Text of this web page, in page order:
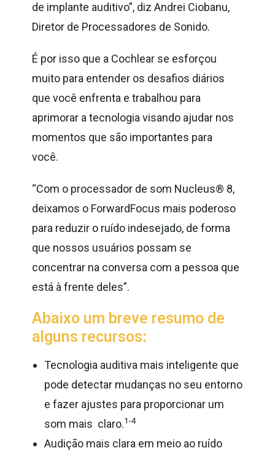
de implante auditivo”, diz Andrei Ciobanu,
Diretor de Processadores de Sonido.
É por isso que a Cochlear se esforçou
muito para entender os desafios diários
que você enfrenta e trabalhou para
aprimorar a tecnologia visando ajudar nos
momentos que são importantes para
você.
“Com o processador de som Nucleus® 8,
deixamos o ForwardFocus mais poderoso
para reduzir o ruído indesejado, de forma
que nossos usuários possam se
concentrar na conversa com a pessoa que
está à frente deles”.
Abaixo um breve resumo de
alguns recursos:
Tecnologia auditiva mais inteligente que
pode detectar mudanças no seu entorno
e fazer ajustes para proporcionar um
som mais claro.1-4
Audição mais clara em meio ao ruído